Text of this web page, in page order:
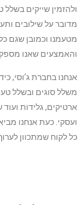
ולהזמין שייקים בשלל
מדובר על שילובים
מטעמנו וכמובן שגם
והאמצעים שאנו
אנחנו בחברת ג’וסי,
משלל סוגים ובשלל
ארטיקים, גלידות
ועסקי. כעת אנחנו
כל לקוח שמתכוון לערוך